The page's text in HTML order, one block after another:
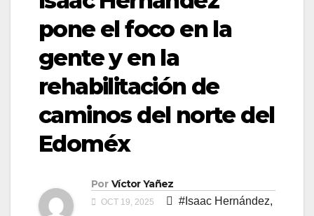
pone el foco en la
gente y en la
rehabilitación de
caminos del norte del
Edoméx
Por Víctor Yañez
OCT 19, 2025 #Isaac Hernández,